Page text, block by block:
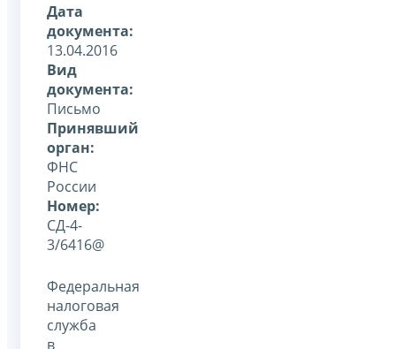
Дата
документа:
13.04.2016
Вид
документа:
Письмо
Принявший
орган:
ФНС
России
Номер:
СД-4-
3/6416@
Федеральная
налоговая
служба
в